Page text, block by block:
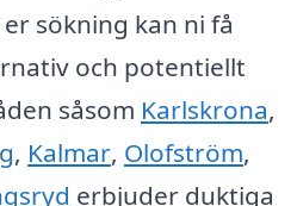
sökning kan ni få
och potentiellt
såsom Karlskrona,
, Kalmar, Olofström,
erbjuder duktiga